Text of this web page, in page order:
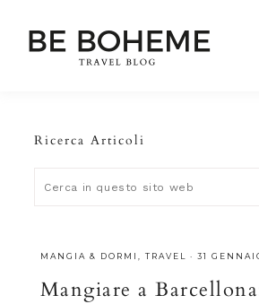
Ricerca Articoli
MANGIA & DORMI TRAVEL · 31
Mangiare a